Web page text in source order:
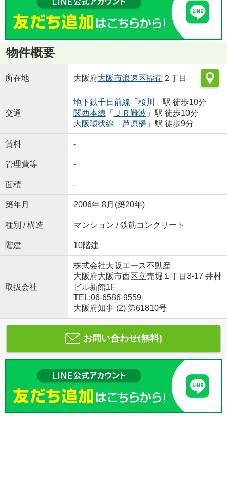
物件概要
所在地 大阪府大阪市浪速区稲荷２丁目
交通
地下鉄千日前線 「 桜川
」駅 徒歩10分
関西本線 「 ＪＲ難波 」駅 徒歩10分
大阪環状線 「 芦原橋 」駅 徒歩9分
賃料 -
管理費等 -
面積 -
築年月 2006年 8月(築20年)
種別 / 構造 マンション / 鉄筋コンクリート
階建 10階建
取扱会社
株式会社大阪エース不動産
大阪府大阪市西区立売堀１丁目3-17 井村
ビル新館1F
TEL:06-6586-9559
大阪府知事 (2) 第61810号
お問い合わせ(無料)